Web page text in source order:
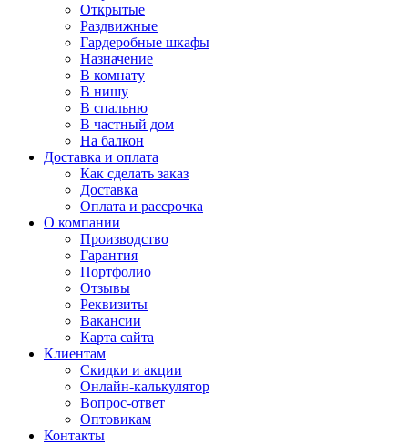
Открытые
Раздвижные
Гардеробные шкафы
Назначение
В комнату
В нишу
В спальню
В частный дом
На балкон
Доставка и оплата
Как сделать заказ
Доставка
Оплата и рассрочка
О компании
Производство
Гарантия
Портфолио
Отзывы
Реквизиты
Вакансии
Карта сайта
Клиентам
Скидки и акции
Онлайн-калькулятор
Вопрос-ответ
Оптовикам
Контакты